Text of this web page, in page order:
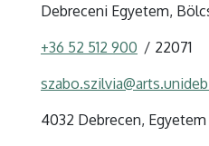
Debreceni Egyetem,
+36 52 512 900 22071
4032 Debrecen, Egyetem